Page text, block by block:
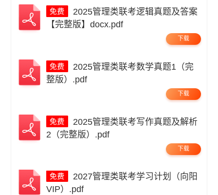
【完整版】docx.pdf
下载
整版）.pdf
下载
2（完整版）.pdf
下载
VIP）.pdf